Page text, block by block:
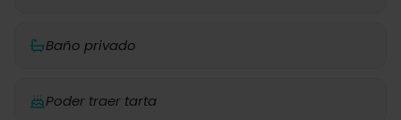
Baño privado
Poder traer tarta